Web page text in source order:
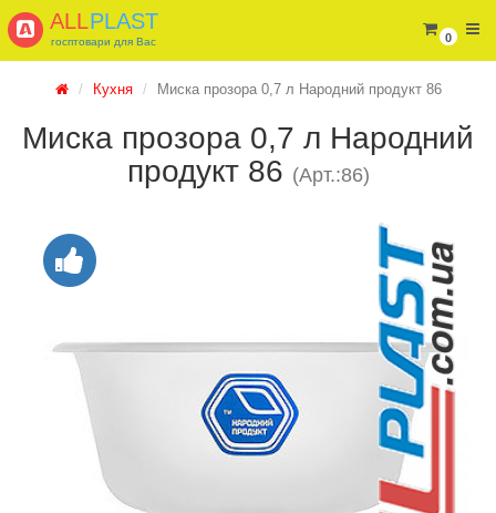
0
ALLPLAST
госптовари для Вас
Кухня Миска прозора 0,7 л Народний продукт 86
Миска прозора 0,7 л Народний
продукт 86 (Арт.:86)